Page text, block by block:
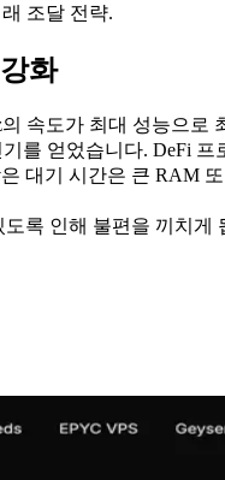
조달 전략.
화
속도가 최대 성능으
를 얻었습니다. DeFi
대기 시간은 큰 RAM
록 인해 불편을 끼치